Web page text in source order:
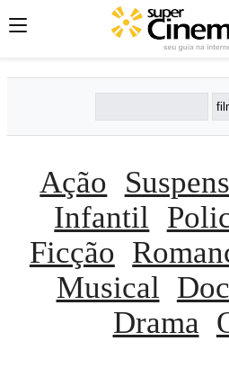
Ação
Infantil
Ficção
Musical
Drama